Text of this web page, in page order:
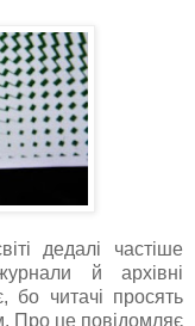
дедалі частіше
й архівні
бо читачі просять
Про це повідомляє